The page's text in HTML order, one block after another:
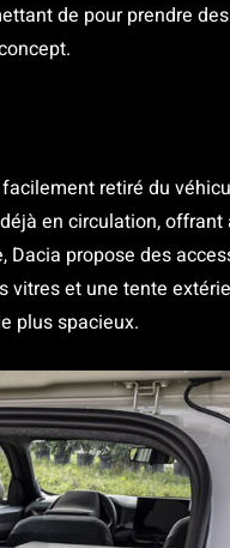
de pour prendre des
retiré du
en circulation, offrant
Dacia propose des
et une tente
plus spacieux.